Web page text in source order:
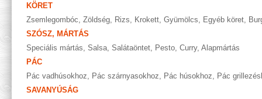
KÖRET
Zsemlegombóc, Zöldség, Rizs, Krokett, Gyümölcs, Egyéb köret,
SZÓSZ, MÁRTÁS
Speciális mártás, Salsa, Salátaöntet, Pesto, Curry, Alapmártás
PÁC
Pác vadhúsokhoz, Pác szárnyasokhoz, Pác húsokhoz, Pác
SAVANYÚSÁG